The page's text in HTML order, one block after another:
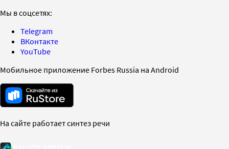
Мы в соцсетях:
Telegram
ВКонтакте
YouTube
Мобильное приложение Forbes Russia на Android
На сайте работает синтез речи